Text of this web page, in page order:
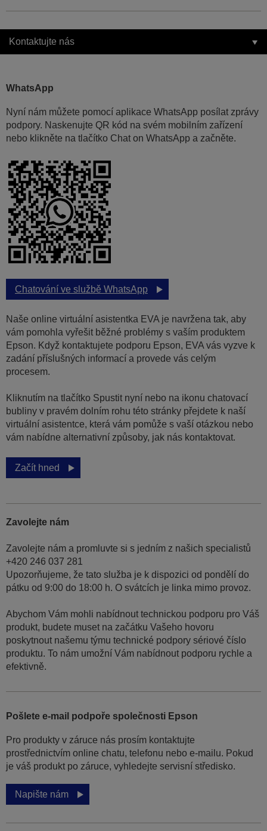
Kontaktujte nás
WhatsApp
Nyní nám můžete pomocí aplikace WhatsApp posílat zprávy
podpory. Naskenujte QR kód na svém mobilním zařízení
nebo klikněte na tlačítko Chat on WhatsApp a začněte.
Chatování ve službě WhatsApp
Naše online virtuální asistentka EVA je navržena tak, aby
vám pomohla vyřešit běžné problémy s vaším produktem
Epson. Když kontaktujete podporu Epson, EVA vás vyzve k
zadání příslušných informací a provede vás celým
procesem.
Kliknutím na tlačítko Spustit nyní nebo na ikonu chatovací
bubliny v pravém dolním rohu této stránky přejdete k naší
virtuální asistentce, která vám pomůže s vaší otázkou nebo
vám nabídne alternativní způsoby, jak nás kontaktovat.
Začít hned
Zavolejte nám
Zavolejte nám a promluvte si s jedním z našich specialistů
+420 246 037 281
Upozorňujeme, že tato služba je k dispozici od pondělí do
pátku od 9:00 do 18:00 h. O svátcích je linka mimo provoz.
Abychom Vám mohli nabídnout technickou podporu pro Váš
produkt, budete muset na začátku Vašeho hovoru
poskytnout našemu týmu technické podpory sériové číslo
produktu. To nám umožní Vám nabídnout podporu rychle a
efektivně.
Pošlete e-mail podpoře společnosti Epson
Pro produkty v záruce nás prosím kontaktujte
prostřednictvím online chatu, telefonu nebo e-mailu. Pokud
je váš produkt po záruce, vyhledejte servisní středisko.
Napište nám